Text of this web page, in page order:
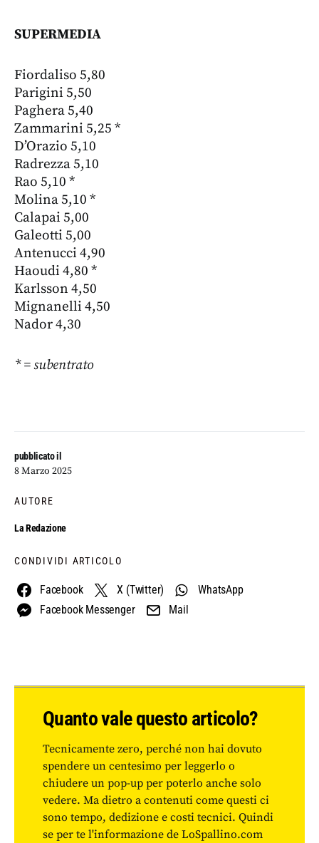
pubblicato il
8 Marzo 2025
AUTORE
La Redazione
CONDIVIDI ARTICOLO
Facebook X (Twitter)
WhatsApp
Facebook Messenger
Mail
SUPERMEDIA
Fiordaliso 5,80
Parigini 5,50
Paghera 5,40
Zammarini 5,25 *
D’Orazio 5,10
Radrezza 5,10
Rao 5,10 *
Molina 5,10 *
Calapai 5,00
Galeotti 5,00
Antenucci 4,90
Haoudi 4,80 *
Karlsson 4,50
Mignanelli 4,50
Nador 4,30
* = subentrato
Quanto vale questo articolo?
Tecnicamente zero, perché non hai dovuto
spendere un centesimo per leggerlo o
chiudere un pop-up per poterlo anche solo
vedere. Ma dietro a contenuti come questi ci
sono tempo, dedizione e costi tecnici. Quindi
se per te l'informazione de LoSpallino.com